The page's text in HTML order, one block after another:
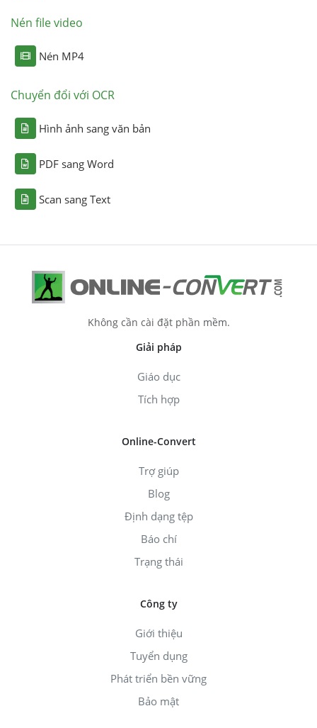
Nén file video
Nén MP4
Chuyển đổi với OCR
Hình ảnh sang văn bản
PDF sang Word
Scan sang Text
Không cần cài đặt phần mềm.
Giải pháp
Giáo dục
Tích hợp
Online-Convert
Trợ giúp
Blog
Định dạng tệp
Báo chí
Trạng thái
Công ty
Giới thiệu
Tuyển dụng
Phát triển bền vững
Bảo mật